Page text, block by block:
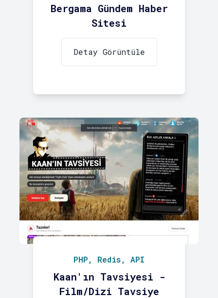
Bergama Gündem Haber
Sitesi
Detay Görüntüle
PHP, Redis, API
Kaan'ın Tavsiyesi -
Film/Dizi Tavsiye